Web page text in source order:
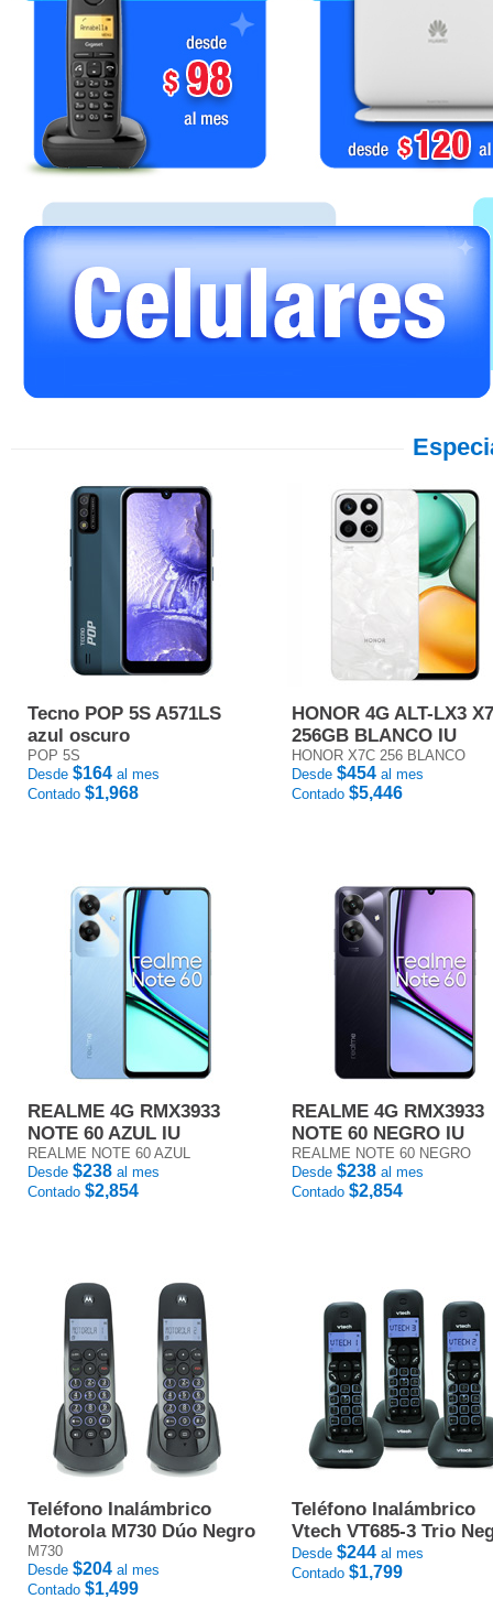
Tecno POP 5S A571LS
azul oscuro
POP 5S
Desde $164 al mes
Contado $1,968
HONOR 4G ALT-LX3
256GB BLANCO IU
HONOR X7C 256 BLANCO
Desde $454 al mes
Contado $5,446
REALME 4G RMX3933
NOTE 60 AZUL IU
REALME NOTE 60 AZUL
Desde $238 al mes
Contado $2,854
REALME 4G RMX3933
NOTE 60 NEGRO IU
REALME NOTE 60 NEGRO
Desde $238 al mes
Contado $2,854
Teléfono Inalámbrico
Motorola M730 Dúo Negro
M730
Desde $204 al mes
Contado $1,499
Teléfono Inalámbrico
Vtech VT685-3 Trio
Desde $244 al mes
Contado $1,799